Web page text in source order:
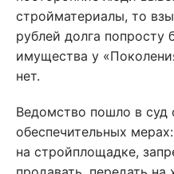
стройматериалы, то
рублей долга попросту
имущества у
нет.
Ведомство пошло в суд
обеспечительных
на стройплощадке,